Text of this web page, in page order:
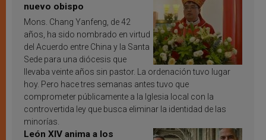
nuevo obispo
Mons. Chang Yanfeng, de 42
años, ha sido nombrado en virtud
del Acuerdo entre China y la Santa
Sede para una diócesis que
llevaba veinte años sin pastor. La ordenación tuvo lugar
hoy. Pero hace tres semanas antes tuvo que
comprometer públicamente a la Iglesia local con la
controvertida ley que busca eliminar la identidad de las
minorías.
León XIV anima a los